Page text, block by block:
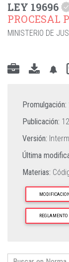
LEY 19696
PROCESAL
MINISTERIO DE
Promulgación:
Publicación:
Versión:
Última
Materias:
REGLAMENTO